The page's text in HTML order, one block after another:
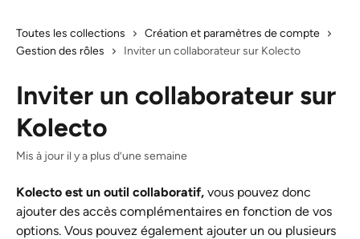
Toutes les collections
Création et paramètres de compte
Gestion des rôles
Inviter un collaborateur sur Kolecto
Inviter un collaborateur sur
Kolecto
Mis à jour il y a plus d’une semaine
Kolecto est un outil collaboratif, vous pouvez donc
ajouter des accès complémentaires en fonction de vos
options. Vous pouvez également ajouter un ou plusieurs